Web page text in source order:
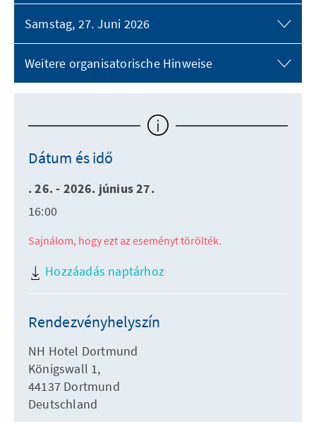
Samstag, 27. Juni 2026
Weitere organisatorische Hinweise
Dátum és idő
. 26. - 2026. június 27.
16:00
Sajnálom, hogy ezt az eseményt törölték.
Hozzáadás naptárhoz
Rendezvényhelyszín
NH Hotel Dortmund
Königswall 1,
44137 Dortmund
Deutschland